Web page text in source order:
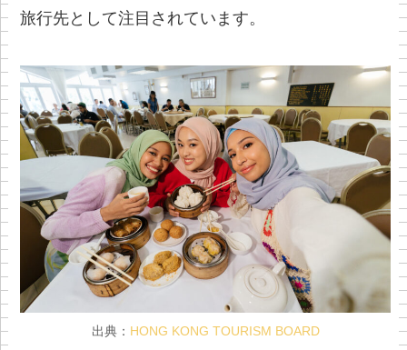
旅行先として注目されています。
出典： HONG KONG TOURISM BOARD